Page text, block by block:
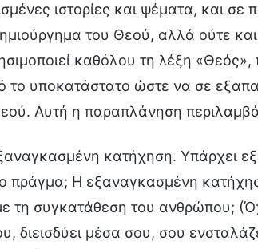
ιστορίες και ψέματα, και
του Θεού, αλλά ούτε
καθόλου τη λέξη
το υποκατάστατο ώστε να σε
Αυτή η παραπλάνηση
κατήχηση.
πράγμα; Η εξαναγκασμένη
τη συγκατάθεση του ανθρώπου;
διεισδύει μέσα σου, σου